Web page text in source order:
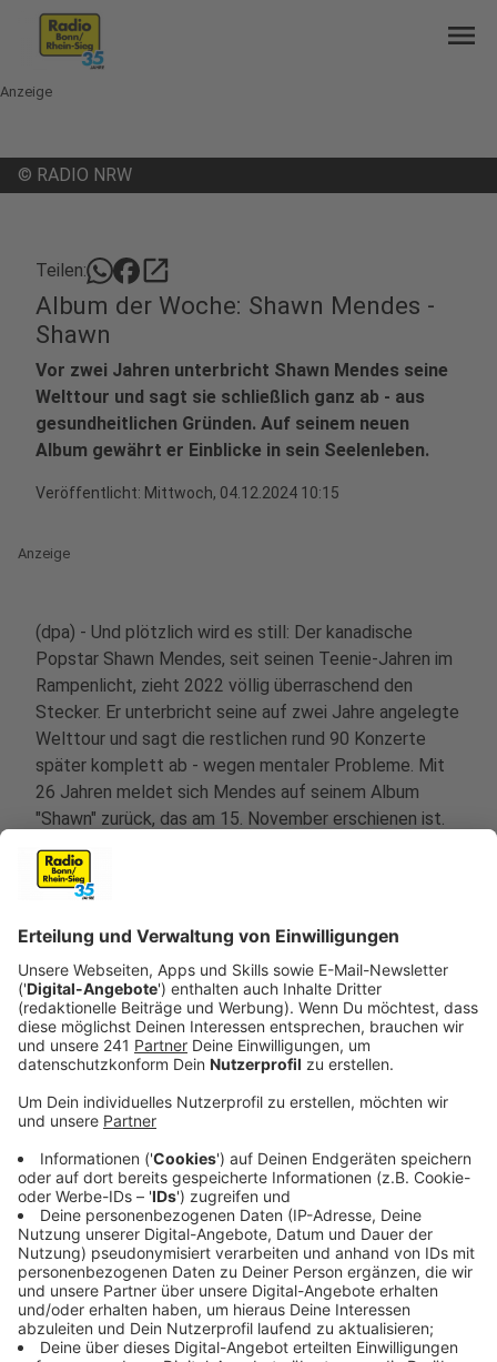
menu
Anzeige
© RADIO NRW
Teilen: open_in_new
Album der Woche: Shawn Mendes -
Shawn
Vor zwei Jahren unterbricht Shawn Mendes seine
Welttour und sagt sie schließlich ganz ab - aus
gesundheitlichen Gründen. Auf seinem neuen
Album gewährt er Einblicke in sein Seelenleben.
Veröffentlicht: Mittwoch, 04.12.2024 10:15
Anzeige
(dpa) - Und plötzlich wird es still: Der kanadische
Popstar Shawn Mendes, seit seinen Teenie-Jahren im
Rampenlicht, zieht 2022 völlig überraschend den
Stecker. Er unterbricht seine auf zwei Jahre angelegte
Welttour und sagt die restlichen rund 90 Konzerte
später komplett ab - wegen mentaler Probleme. Mit
26 Jahren meldet sich Mendes auf seinem Album
"Shawn" zurück, das am 15. November erschienen ist.
Die zwölf Songs sind wenig euphorisch.
Anzeige
Was es in seinem Album zu erfahren gibt
Anzeige
"Sorry, aber ich muss es machen, ich muss euch
enttäuschen", richtet der Songwriter gleich zu Beginn
des Albums Worte an seine Fans. Im 100-sekündigen
Opener "Who I Am" singt Mendes mit gewohnt sanfter
Stimme, dass es ihm das Herz gebrochen habe, seine
Tournee abzublasen und er nicht wisse, wie er seinen
Fans jetzt gegenübertreten soll. Diese ehrlichen und
verletzlichen Worte setzen den Ton für ein Album, das
auf Gute-Laune-Pophits weitgehend verzichtet.
Einzige Ausnahme ist einer der beiden Songs, mit
denen sich Mendes vor zwei Monaten zurückmeldete.